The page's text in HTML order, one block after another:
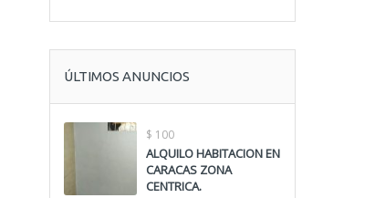
ÚLTIMOS ANUNCIOS
$ 100
ALQUILO HABITACION EN
CARACAS ZONA
CENTRICA.